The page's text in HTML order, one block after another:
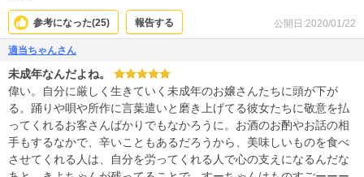
公開日:2020/01/22
参考になった(25) 報告する
適当ちゃんさん
未成年なんだよね。
偉い。自分に厳しく生きていく未成年のお嬢さんたちに頭が下が
る。踊りや唄や所作に言葉遣いと磨き上げてる彼女たちに敬意を払
ってくれるお客さんばかりでもなかろうに。お酒のお酌やお話の相
手もするなかで、辛いこともあるだろうから、美味しいものを食べ
させてくれる人は、自分を労ってくれる人で心の支えになるんだな